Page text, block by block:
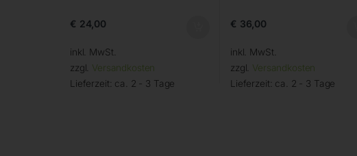
€ 24,00
inkl. MwSt.
zzgl. Versandkosten
Lieferzeit: ca. 2 - 3 Tage
€ 36,00
inkl. MwSt.
zzgl. Versandkosten
Lieferzeit: ca. 2 - 3 Tage